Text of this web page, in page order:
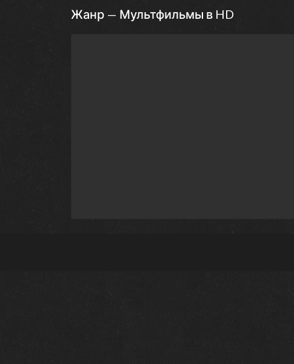
Жанр — Мультфильмы в HD